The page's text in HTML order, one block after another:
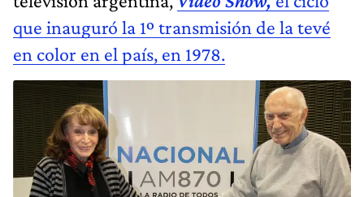
que inauguró la 1º transmisión de la tevé
en color en el país, en 1978.